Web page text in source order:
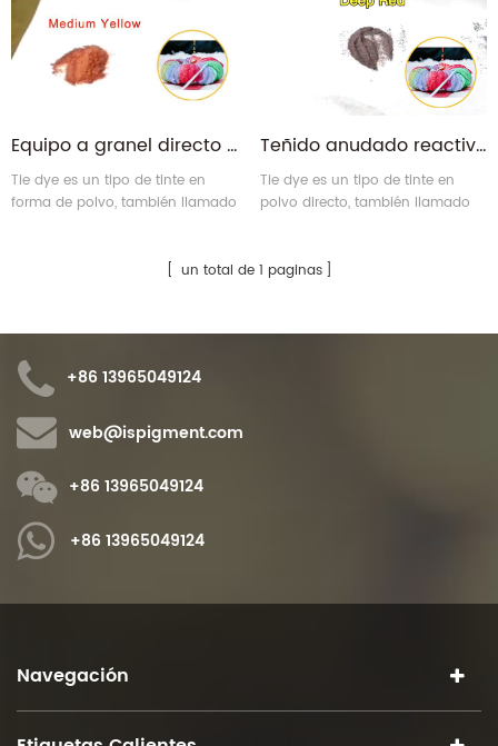
Equipo a granel directo rápido tie-dye tejido tie dye en polvo para pintura DIY
Tie dye es un tipo de tinte en
forma de polvo, también llamado
de teñido a mano, el teñido
parcialmente durante el teñido
para que no se pueda teñir.
Teñido anudado reactivo de fibra multicolor al por mayor para ropa de camisas
Tie dye es un tipo de tinte en
polvo directo, también llamado
mano, el teñido anudado es un
durante el teñido para que no se
un total de 1 paginas
+86 13965049124
web@ispigment.com
+86 13965049124
+86 13965049124
Navegación